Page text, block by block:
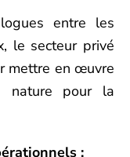
entre les
le secteur privé
mettre en œuvre
nature pour la
: